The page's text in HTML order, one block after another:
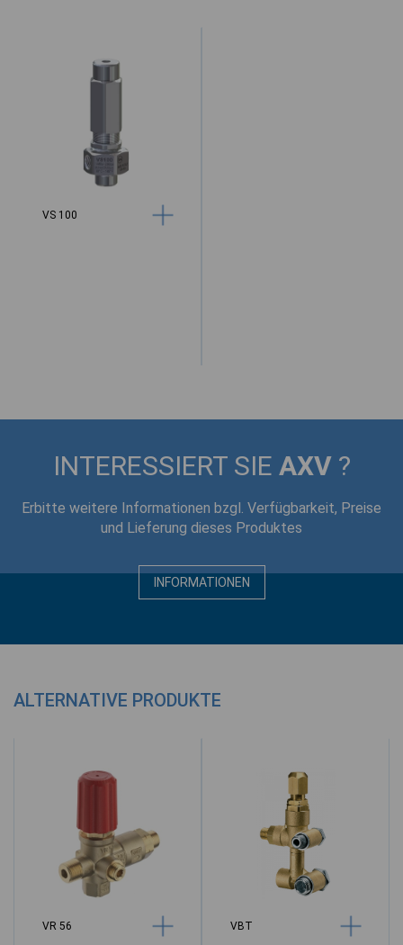
VS 100
INTERESSIERT SIE AXV?
Erbitte weitere Informationen bzgl. Verfügbarkeit, Preise
und Lieferung dieses Produktes
INFORMATIONEN
ALTERNATIVE PRODUKTE
VR 56 VBT